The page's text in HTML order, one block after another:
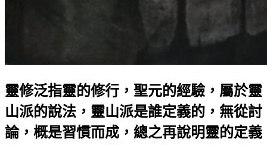
靈修泛指靈的修行，聖元的經驗，屬於靈
山派的說法，靈山派是誰定義的，無從討
論，概是習慣而成，總之再說明靈的定義